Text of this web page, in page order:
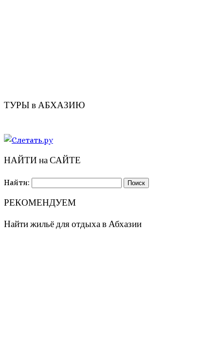
ТУРЫ в АБХАЗИЮ
НАЙТИ на САЙТЕ
Найти:
РЕКОМЕНДУЕМ
Найти жильё для отдыха в Абхазии